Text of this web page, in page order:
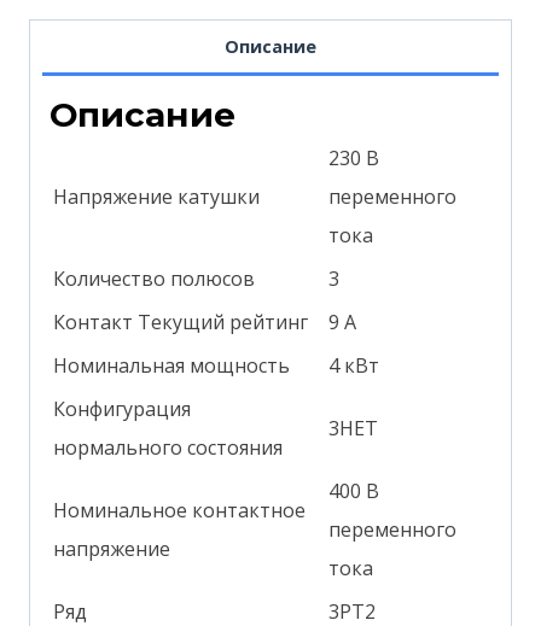
Описание
Описание
Напряжение катушки
230 В
переменного
тока
Количество полюсов
3
Контакт Текущий рейтинг
9 А
Номинальная мощность
4 кВт
Конфигурация
нормального состояния
3НЕТ
Номинальное контактное
напряжение
400 В
переменного
тока
Ряд
3РТ2